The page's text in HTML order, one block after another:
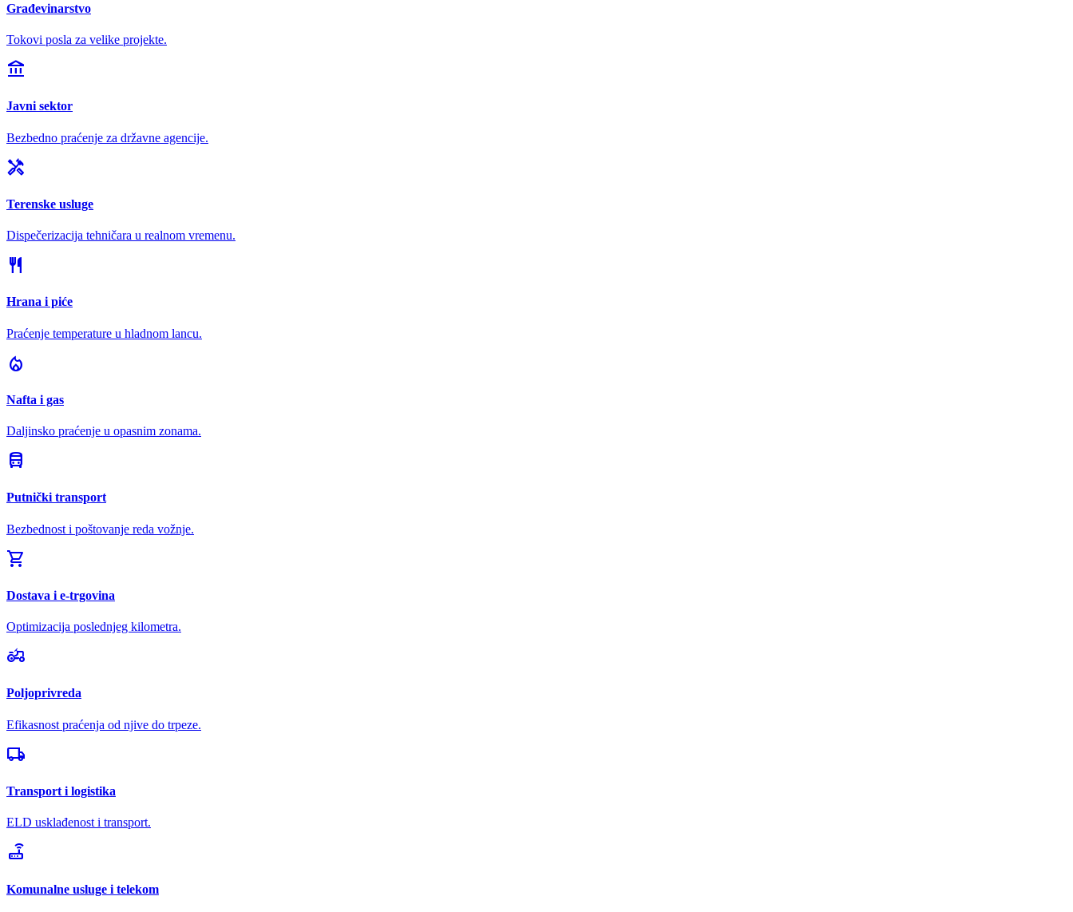
Građevinarstvo
Tokovi posla za velike projekte.
account_balance
Javni sektor
Bezbedno praćenje za državne agencije.
handyman
Terenske usluge
Dispečerizacija tehničara u realnom vremenu.
restaurant
Hrana i piće
Praćenje temperature u hladnom lancu.
local_fire_department
Nafta i gas
Daljinsko praćenje u opasnim zonama.
directions_bus
Putnički transport
Bezbednost i poštovanje reda vožnje.
shopping_cart
Dostava i e-trgovina
Optimizacija poslednjeg kilometra.
agriculture
Poljoprivreda
Efikasnost praćenja od njive do trpeze.
local_shipping
Transport i logistika
ELD usklađenost i transport.
router
Komunalne usluge i telekom